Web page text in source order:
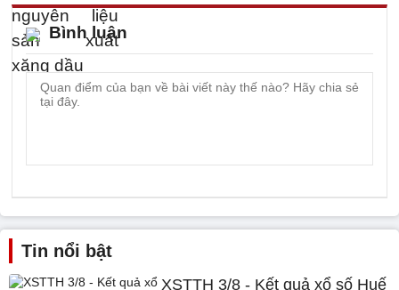
Bình luận
Tin nổi bật
XSTTH 3/8 - Kết quả xổ số Huế